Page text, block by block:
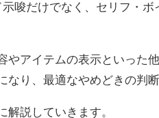
唆だけでなく、セリフ・ボ
やアイテムの表示といった
り、最適なやめどきの判
解説していきます。